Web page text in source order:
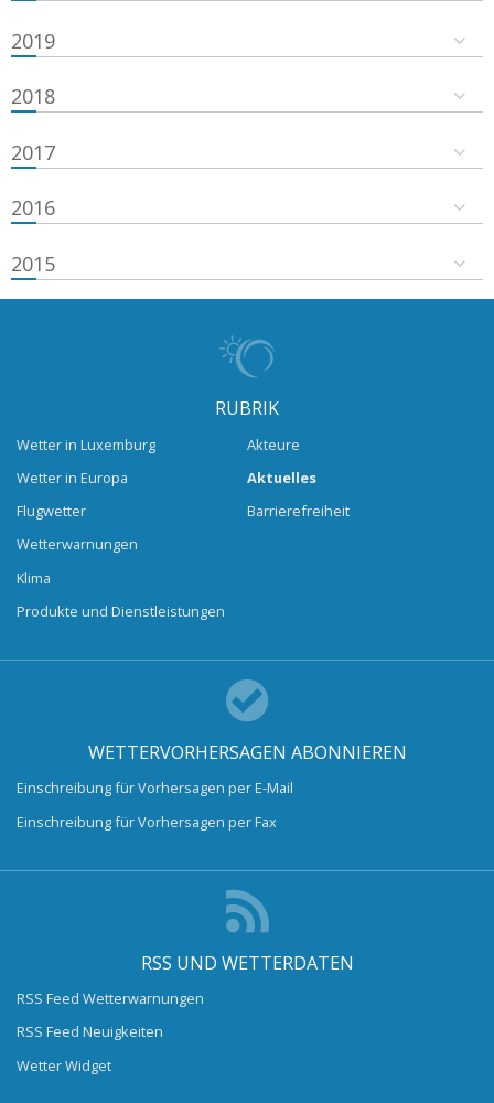
2019
2018
2017
2016
2015
RUBRIK
Wetter in Luxemburg
Wetter in Europa
Flugwetter
Wetterwarnungen
Klima
Produkte und Dienstleistungen
Akteure
Aktuelles
Barrierefreiheit
WETTERVORHERSAGEN ABONNIEREN
Einschreibung für Vorhersagen per E-Mail
Einschreibung für Vorhersagen per Fax
RSS UND WETTERDATEN
RSS Feed Wetterwarnungen
RSS Feed Neuigkeiten
Wetter Widget